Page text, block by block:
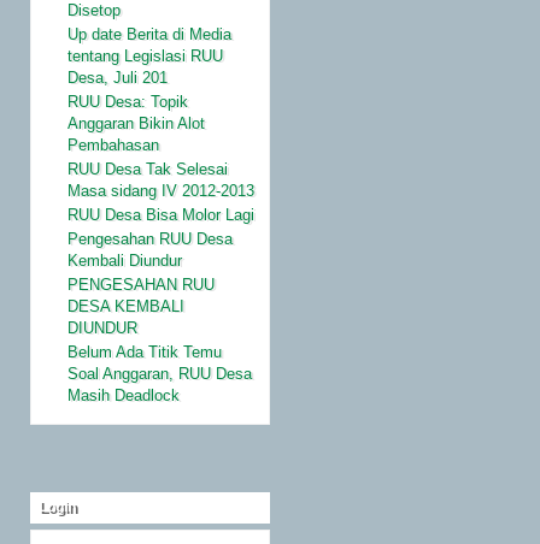
Disetop
Up date Berita di Media
tentang Legislasi RUU
Desa, Juli 201
RUU Desa: Topik
Anggaran Bikin Alot
Pembahasan
RUU Desa Tak Selesai
Masa sidang IV 2012-2013
RUU Desa Bisa Molor Lagi
Pengesahan RUU Desa
Kembali Diundur
PENGESAHAN RUU
DESA KEMBALI
DIUNDUR
Belum Ada Titik Temu
Soal Anggaran, RUU Desa
Masih Deadlock
Login